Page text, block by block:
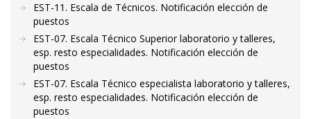
EST-11. Escala de Técnicos. Notificación elección de
puestos
EST-07. Escala Técnico Superior laboratorio y talleres,
esp. resto especialidades. Notificación elección de
puestos
EST-07. Escala Técnico especialista laboratorio y talleres,
esp. resto especialidades. Notificación elección de
puestos